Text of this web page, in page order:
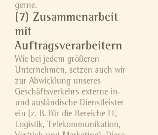
gerne.
(7) Zusammenarbeit
mit
Auftragsverarbeitern
Wie bei jedem größeren
Unternehmen, setzen auch wir
zur Abwicklung unseres
Geschäftsverkehrs externe in-
und ausländische Dienstleister
ein (z. B. für die Bereiche IT,
Logistik, Telekommunikation,